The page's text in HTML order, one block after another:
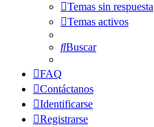
Temas sin respuesta
Temas activos
Buscar
FAQ
Contáctanos
Identificarse
Registrarse